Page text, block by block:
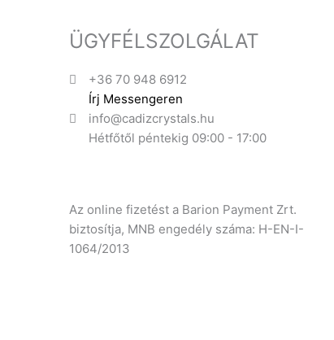
ÜGYFÉLSZOLGÁLAT
+36 70 948 6912
Írj Messengeren
info@cadizcrystals.hu
Hétfőtől péntekig 09:00 - 17:00
Az online fizetést a Barion Payment Zrt.
biztosítja, MNB engedély száma: H-EN-I-
1064/2013